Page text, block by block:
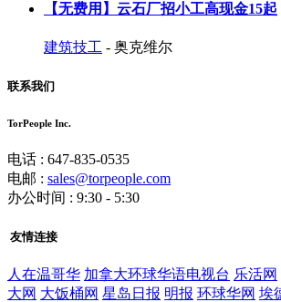
【无费用】云石厂招小工高现金15起
建筑技工 - 奥克维尔
联系我们
TorPeople Inc.
电话 : 647-835-0535
电邮 : sales@torpeople.com
办公时间 : 9:30 - 5:30
友情连接
人在温哥华 加拿大环球华语电视台 乐活网
大网 大饭桶网 星岛日报 明报 环球华网 埃